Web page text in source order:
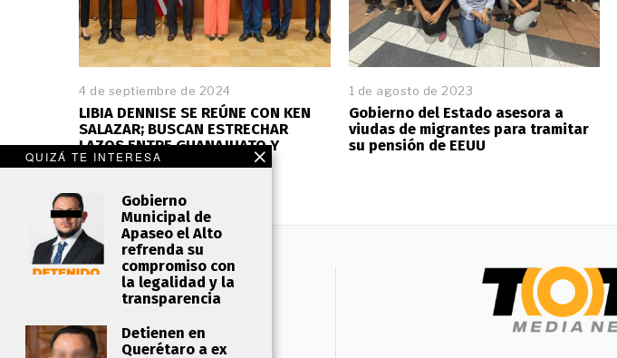
QUIZÁ TE INTERESA
Gobierno
Municipal de
Apaseo el Alto
refrenda su
compromiso con
la legalidad y la
transparencia
Detienen en
Querétaro a ex
4 de septiembre de 2024
LIBIA DENNISE SE REÚNE CON KEN
SALAZAR; BUSCAN ESTRECHAR
LAZOS ENTRE GUANAJUATO Y
ESTADOS UNIDOS
1 de agosto de 2023
Gobierno del Estado asesora a
viudas de migrantes para tramitar
su pensión de EEUU